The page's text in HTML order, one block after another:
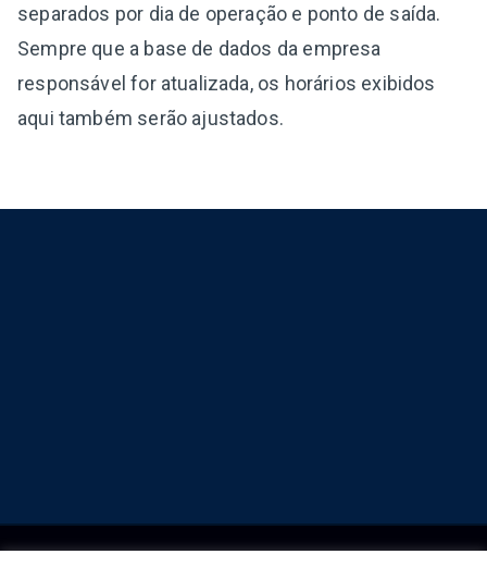
separados por dia de operação e ponto de saída.
Sempre que a base de dados da empresa
responsável for atualizada, os horários exibidos
aqui também serão ajustados.